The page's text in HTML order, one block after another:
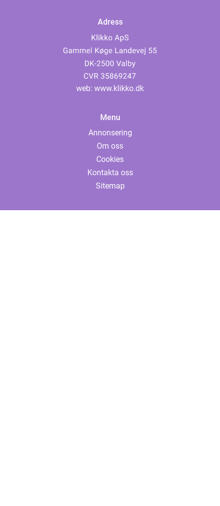
Adress
web: www.klikko.dk
Menu
Annonsering
Om oss
Cookies
Kontakta oss
Sitemap